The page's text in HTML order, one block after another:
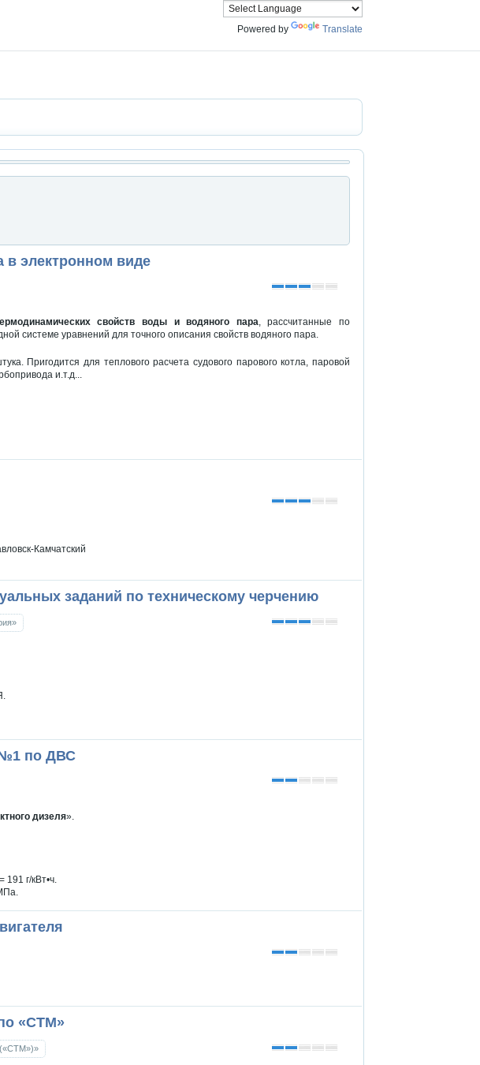
Powered by Translate
электронном виде
свойств воды и водяного пара, рассчитанные по
системе уравнений для точного описания свойств водяного пара.
Пригодится для теплового расчета судового парового котла, паровой
и.т.д...
Камчатский
заданий по техническому черчению
№1 по ДВС
дизеля».
г/кВт•ч.
«СТМ»
(«СТМ»)»